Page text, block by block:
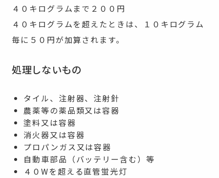
４０キログラムまで２００円
４０キログラムを超えたときは、１０キログラム
毎に５０円が加算されます。
処理しないもの
タイル、注射器、注射針
農薬等の薬品類又は容器
塗料又は容器
消火器又は容器
プロパンガス又は容器
自動車部品（バッテリー含む）等
４０Wを超える直管蛍光灯